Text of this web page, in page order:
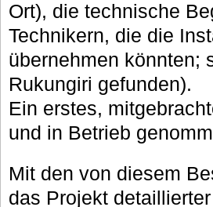
Ort), die technische
Technikern, die die
übernehmen könnten;
Rukungiri gefunden).
Ein erstes,
und in Betrieb
Mit den von diesem
das Projekt